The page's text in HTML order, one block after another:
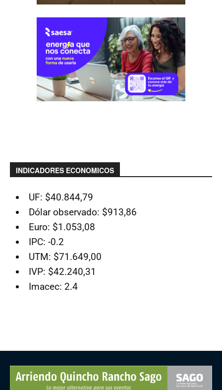
INDICADORES ECONOMICOS
UF: $40.844,79
Dólar observado: $913,86
Euro: $1.053,08
IPC: -0.2
UTM: $71.649,00
IVP: $42.240,31
Imacec: 2.4